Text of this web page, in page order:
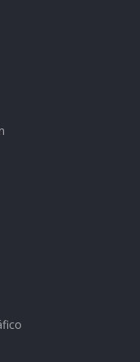
de obras
y a través
en Estados
han
grupos
a los
la tercera
especial, a
convertirse
Estados